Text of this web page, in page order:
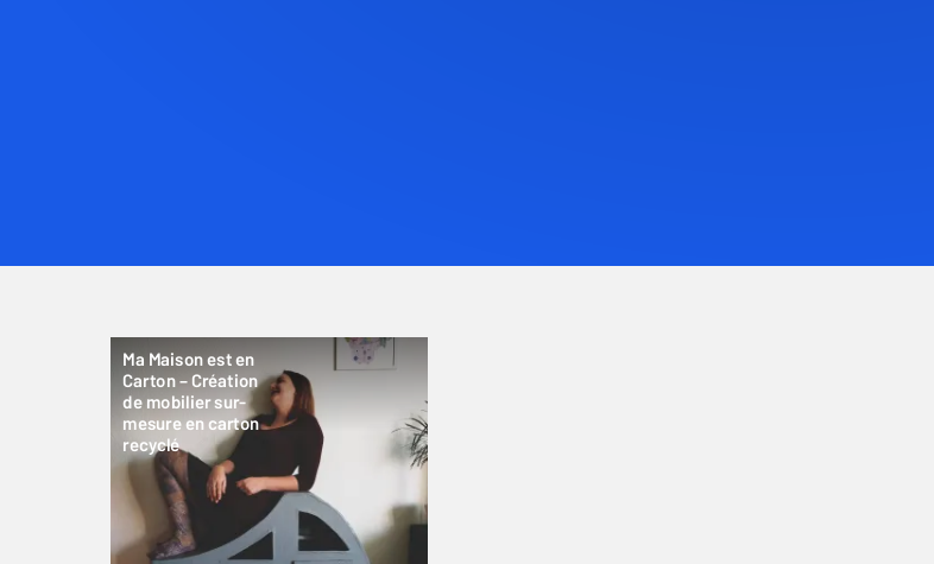
Ma Maison est en
Carton – Création
de mobilier sur-
mesure en carton
recyclé